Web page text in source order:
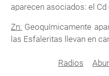
aparecen asociados: el Cd
Zn: Geoquímicamente
las Esfaleritas llevan en
Radios